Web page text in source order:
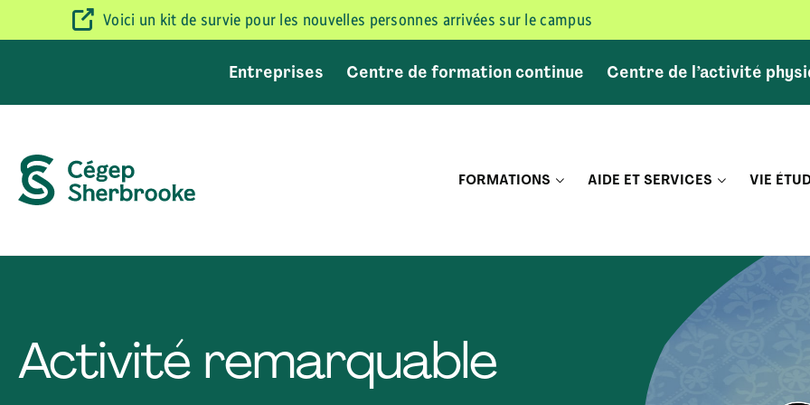
Voici un kit de survie pour les nouvelles personnes arrivées sur le campus
Entreprises Centre de formation continue Centre de l’activité
FORMATIONS AIDE ET SERVICES VIE
Activité remarquable